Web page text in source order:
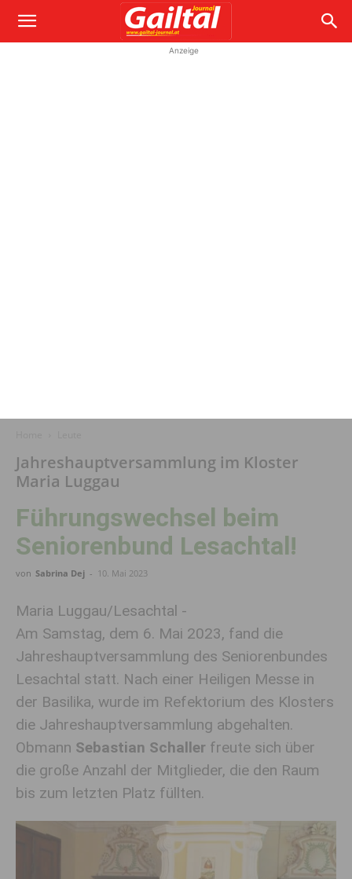
Anzeige
Jahreshauptversammlung im Kloster
Maria Luggau
Führungswechsel beim
Seniorenbund Lesachtal!
von Sabrina Dej - 10. Mai 2023
Maria Luggau/Lesachtal -
Am Samstag, dem 6. Mai 2023, fand die
Jahreshauptversammlung des Seniorenbundes
Lesachtal statt. Nach einer Heiligen Messe in
der Basilika, wurde im Refektorium des Klosters
die Jahreshauptversammlung abgehalten.
Obmann Sebastian Schaller freute sich über
die große Anzahl der Mitglieder, die den Raum
bis zum letzten Platz füllten.